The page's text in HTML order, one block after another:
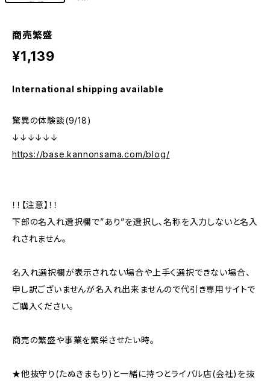
商売繁盛
¥1,139
International shipping available
驚異の体験談(9/18)
↓↓↓↓↓↓
https://base.kannonsama.com/blog/
！！【注意】！！
下部の名入れ選択欄で”あり”を選択し、名称を入力しないと名入
れされません。
名入れ選択欄が表示されない場合や上手く選択できない場合、
申し訳ございませんが名入れ出来ませんので代引き専用サイトで
ご購入ください。
商売の繁盛や事業を繁栄させたい時。
★他抜守り(たぬきまもり)と一緒に持つとライバル店(会社)を抜